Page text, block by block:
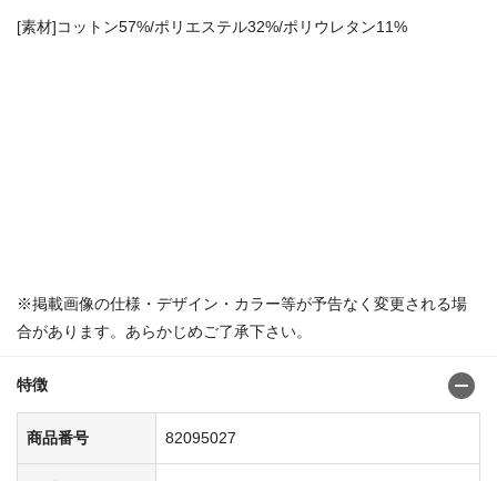
[素材]コットン57%/ポリエステル32%/ポリウレタン11%
※掲載画像の仕様・デザイン・カラー等が予告なく変更される場
合があります。あらかじめご了承下さい。
特徴
商品番号 82095027